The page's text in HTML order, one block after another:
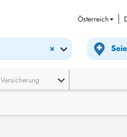
Österreich
×
Versicherung